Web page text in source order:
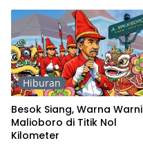
Hiburan
Besok Siang, Warna Warni
Malioboro di Titik Nol
Kilometer